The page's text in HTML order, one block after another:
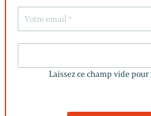
Laissez ce champ vide